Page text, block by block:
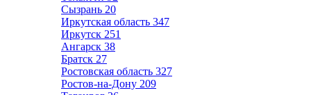
Сызрань 20
Иркутская область 347
Иркутск 251
Ангарск 38
Братск 27
Ростовская область 327
Ростов-на-Дону 209